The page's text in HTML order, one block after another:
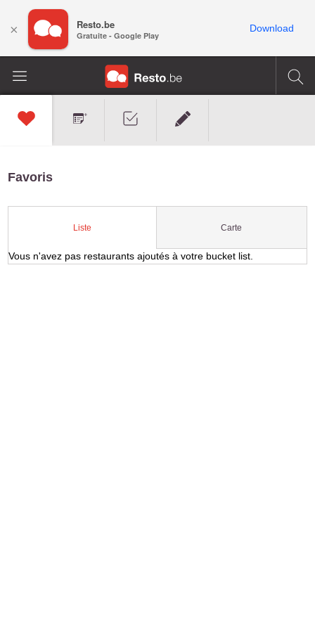
Favoris
Liste Carte
Vous n'avez pas restaurants ajoutés à votre bucket list.
× Resto.be
Gratuite - Google Play
Download